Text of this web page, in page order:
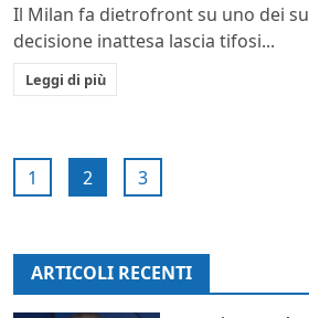
Il Milan fa dietrofront su uno dei
decisione inattesa lascia tifosi...
Leggi di più
1 2 3
ARTICOLI RECENTI